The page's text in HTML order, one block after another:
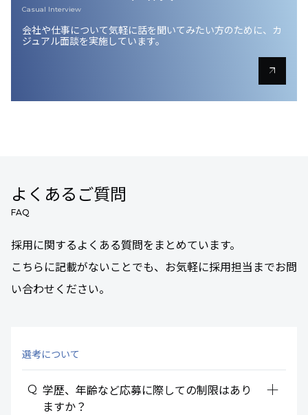
Casual Interview
会社や仕事について気軽に話を聞いてみたい方のために、 カ
ジュアル面談を実施しています。
arrow_outward
よくあるご質問
FAQ
採用に関するよくある質問をまとめています。
こちらに記載がないことでも、お気軽に採用担当までお問
い合わせください。
選考について
学歴、年齢など応募に際しての制限はあり
ますか？
add_2